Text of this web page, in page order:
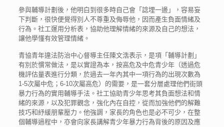
參與輔導計劃後，他明白到很多時自己會「諗埋一邊」，容易妄
下判斷，很快便覺得別人不尊重及侮辱他，因而產生負面情緒及
行為。社工運用分析表，協助他理解情緒的來源及自己的想法，
讓他學懂有效管理情緒。
青協青年違法防治中心督導主任陳文浩表示，是項「輔導計劃」
有別於慣常做法，是以實證為本，按高危及中危青少年（透過危
機評估量表進行分類，於過去一年內其中一項行為的出現次數為
1-5次屬中危；6-10次屬高危）的需要，是一套分層處理他們街頭
暴力行為的實用輔導手法。社工協助青少年思考其負面想法和情
緒的來源，以及犯罪觀念，強化內在自控，從而加強他們的解難
技巧和紓緩朋輩壓力。他強調，家長的角色也是必不可少，在整
個輔導過程中，亦會向家長講解青少年暴力行為背後的原因及應